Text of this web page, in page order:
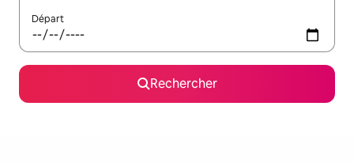
Départ
Rechercher